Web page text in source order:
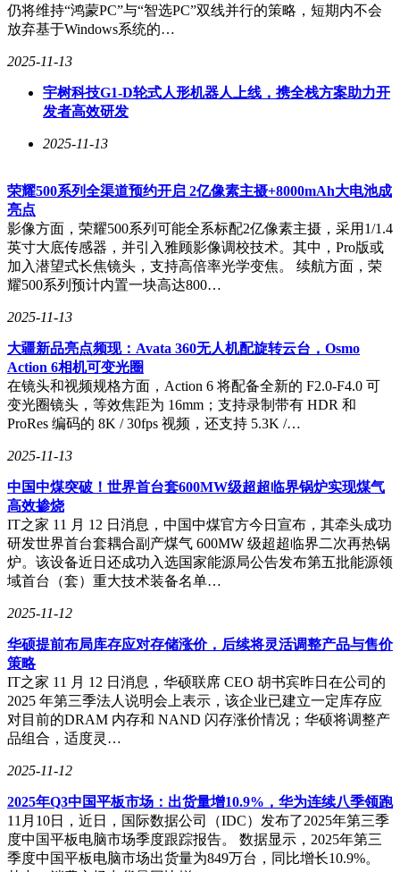
仍将维持“鸿蒙PC”与“智选PC”双线并行的策略，短期内不会
放弃基于Windows系统的…
2025-11-13
宇树科技G1-D轮式人形机器人上线，携全栈方案助力开
发者高效研发
2025-11-13
荣耀500系列全渠道预约开启 2亿像素主摄+8000mAh大电池成
亮点
影像方面，荣耀500系列可能全系标配2亿像素主摄，采用1/1.4
英寸大底传感器，并引入雅顾影像调校技术。其中，Pro版或
加入潜望式长焦镜头，支持高倍率光学变焦。 续航方面，荣
耀500系列预计内置一块高达800…
2025-11-13
大疆新品亮点频现：Avata 360无人机配旋转云台，Osmo
Action 6相机可变光圈
在镜头和视频规格方面，Action 6 将配备全新的 F2.0-F4.0 可
变光圈镜头，等效焦距为 16mm；支持录制带有 HDR 和
ProRes 编码的 8K / 30fps 视频，还支持 5.3K /…
2025-11-13
中国中煤突破！世界首台套600MW级超超临界锅炉实现煤气
高效掺烧
IT之家 11 月 12 日消息，中国中煤官方今日宣布，其牵头成功
研发世界首台套耦合副产煤气 600MW 级超超临界二次再热锅
炉。该设备近日还成功入选国家能源局公告发布第五批能源领
域首台（套）重大技术装备名单…
2025-11-12
华硕提前布局库存应对存储涨价，后续将灵活调整产品与售价
策略
IT之家 11 月 12 日消息，华硕联席 CEO 胡书宾昨日在公司的
2025 年第三季法人说明会上表示，该企业已建立一定库存应
对目前的DRAM 内存和 NAND 闪存涨价情况；华硕将调整产
品组合，适度灵…
2025-11-12
2025年Q3中国平板市场：出货量增10.9%，华为连续八季领跑
11月10日，近日，国际数据公司（IDC）发布了2025年第三季
度中国平板电脑市场季度跟踪报告。 数据显示，2025年第三
季度中国平板电脑市场出货量为849万台，同比增长10.9%。